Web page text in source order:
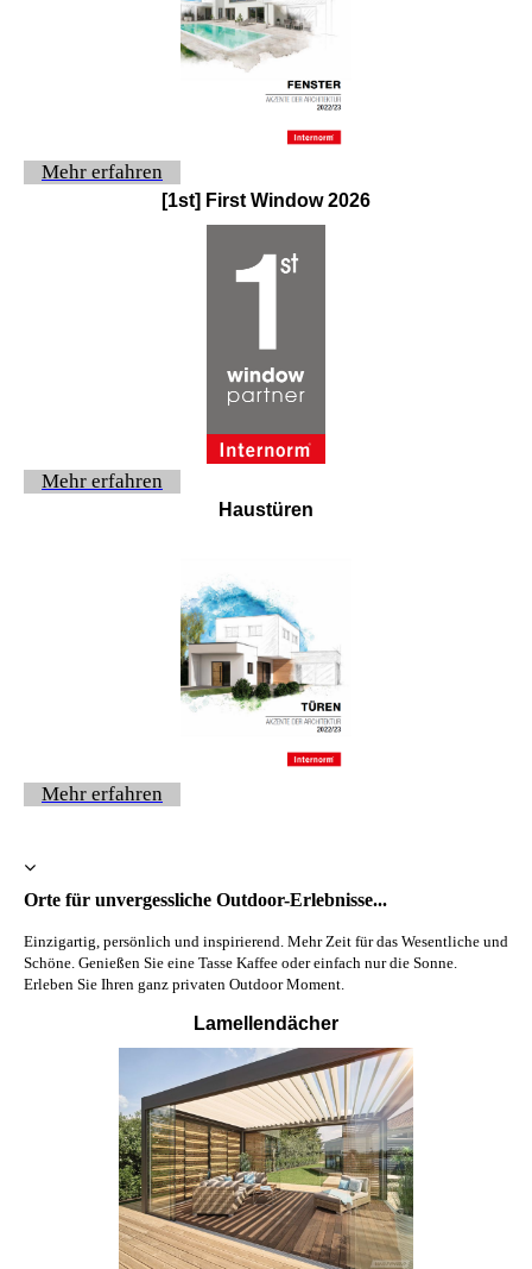
Mehr erfahren
[1st] First Window 2026
Mehr erfahren
Haustüren
Mehr erfahren
Orte für unvergessliche Outdoor-Erlebnisse...
Einzigartig, persönlich und inspirierend. Mehr Zeit für das Wesentliche und
Schöne. Genießen Sie eine Tasse Kaffee oder einfach nur die Sonne.
Erleben Sie Ihren ganz privaten Outdoor Moment.
Lamellendächer